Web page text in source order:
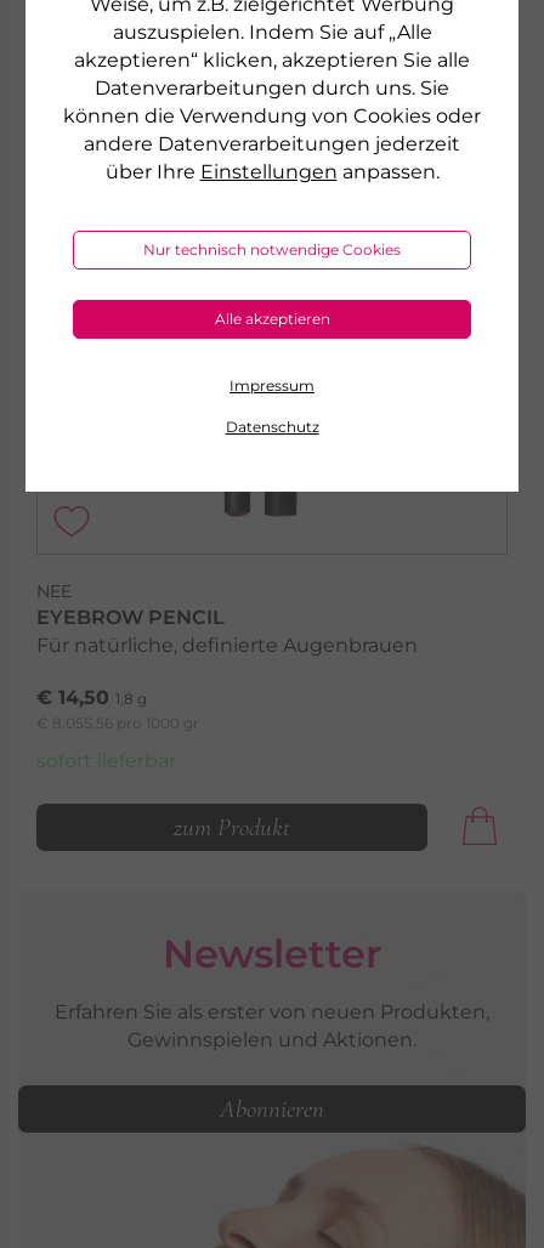
auszuspielen. Indem Sie auf „Alle
akzeptieren“ klicken, akzeptieren Sie alle
Datenverarbeitungen durch uns. Sie
können die Verwendung von Cookies oder
andere Datenverarbeitungen jederzeit
über Ihre Einstellungen anpassen.
Nur technisch notwendige Cookies
Alle akzeptieren
Impressum
Datenschutz
zum Produkt
NEU
NEE
EYEBROW PENCIL
Für natürliche, definierte Augenbrauen
€ 14,50 1,8 g
€ 8.055,56 pro 1000 gr
sofort lieferbar
zum Produkt
Newsletter
Erfahren Sie als erster von neuen Produkten,
Gewinnspielen und Aktionen.
Abonnieren